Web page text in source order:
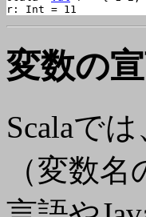
r: Int = 11
変数の
Scalaで
（変数